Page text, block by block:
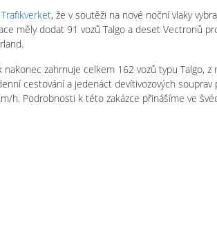
, že v soutěži na nové noční vlaky
měly dodat 91 vozů Talgo a deset Vectronů
zahrnuje celkem 162 vozů typu Talgo, z
cestování a jedenáct devítivozových souprav
h. Podrobnosti k této zakázce přinášíme ve